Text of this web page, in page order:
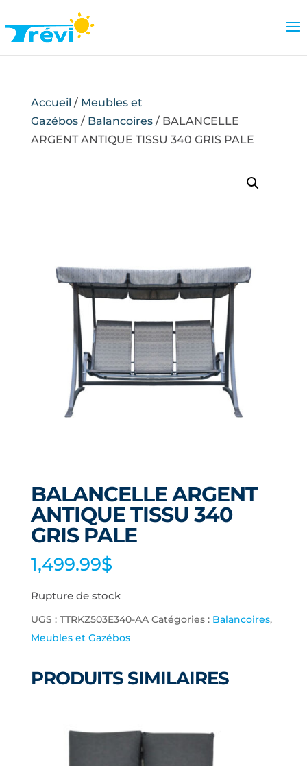
Accueil / Meubles et
Gazébos/ Balancoires/ BALANCELLE
ARGENT ANTIQUE TISSU 340 GRIS PALE
BALANCELLE ARGENT
ANTIQUE TISSU 340
GRIS PALE
1,499.99$
Rupture de stock
UGS : TTRKZ503E340-AA Catégories : Balancoires,
Meubles et Gazébos
PRODUITS SIMILAIRES